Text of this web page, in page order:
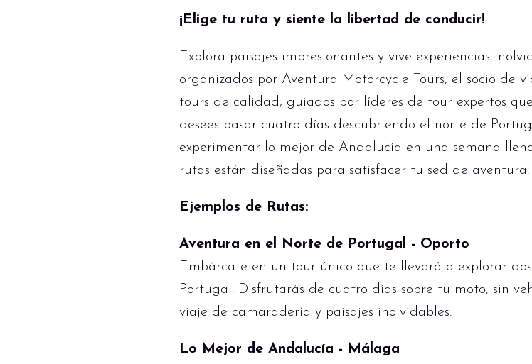
¡Elige tu ruta y siente la libertad de conducir!
Explora paisajes impresionantes y vive experiencias
organizados por Aventura Motorcycle Tours, el socio de
tours de calidad, guiados por líderes de tour expertos
desees pasar cuatro días descubriendo el norte de
experimentar lo mejor de Andalucía en una semana
rutas están diseñadas para satisfacer tu sed de aventura.
Ejemplos de Rutas:
Aventura en el Norte de Portugal - Oporto
Embárcate en un tour único que te llevará a explorar
Portugal. Disfrutarás de cuatro días sobre tu moto, sin
viaje de camaradería y paisajes inolvidables.
Lo Mejor de Andalucía - Málaga